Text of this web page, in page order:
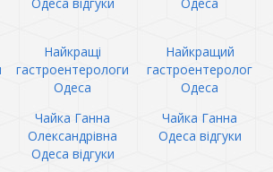
Найкращі
гастроентерологи
Одеса
Найкращий
гастроентеролог
Одеса
Чайка Ганна
Олександрівна
Одеса відгуки
Чайка Ганна
Одеса відгуки